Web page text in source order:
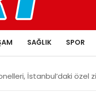
SAĞLIK SPOR
İstanbul’daki özel